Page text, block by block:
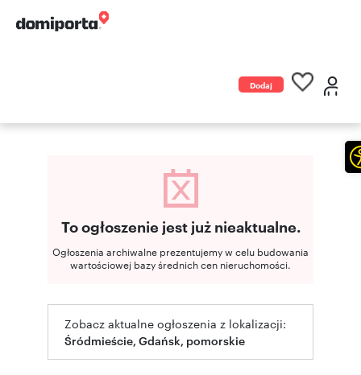
Dodaj
To ogłoszenie jest już nieaktualne.
Ogłoszenia archiwalne prezentujemy w celu budowania
wartościowej bazy średnich cen nieruchomości.
Zobacz aktualne ogłoszenia z lokalizacji:
Śródmieście, Gdańsk, pomorskie